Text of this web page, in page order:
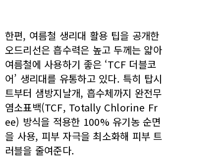
한편, 여름철 생리대 활용 팁을 공개한
오드리선은 흡수력은 높고 두께는 얇아
여름철에 사용하기 좋은 ‘TCF 더블코
어’ 생리대를 유통하고 있다. 특히 탑시
트부터 샘방지날개, 흡수체까지 완전무
염소표백(TCF, Totally Chlorine Fr
ee) 방식을 적용한 100% 유기농 순면
을 사용, 피부 자극을 최소화해 피부 트
러블을 줄여준다.